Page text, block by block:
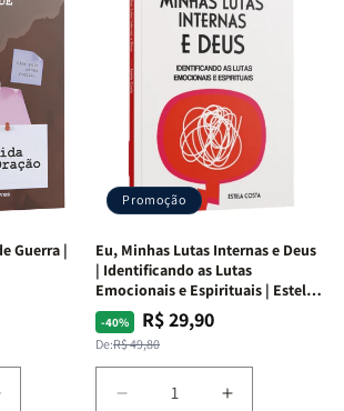
Guerra |
Promoção
Eu, Minhas Lutas Internas e Deus
| Identificando as Lutas
Emocionais e Espirituais | Estela
Costa
-40%
Preço
normal
De:R$ 49,80
Preço
promocional
R$ 29,90
Diminuir Aumentar